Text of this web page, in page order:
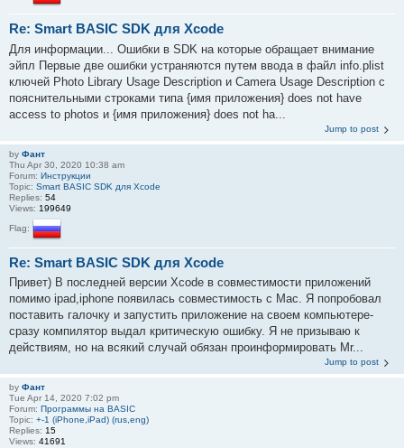
Re: Smart BASIC SDK для Xcode
Для информации... Ошибки в SDK на которые обращает внимание
эйпл Первые две ошибки устраняются путем ввода в файл info.plist
ключей Photo Library Usage Description и Camera Usage Description с
пояснительными строками типа {имя приложения} does not have
access to photos и {имя приложения} does not ha...
Jump to post
by Фант
Thu Apr 30, 2020 10:38 am
Forum: Инструкции
Topic: Smart BASIC SDK для Xcode
Replies: 54
Views: 199649
Flag:
Re: Smart BASIC SDK для Xcode
Привет) В последней версии Xcode в совместимости приложений
помимо ipad,iphone появилась совместимость с Mac. Я попробовал
поставить галочку и запустить приложение на своем компьютере-
сразу компилятор выдал критическую ошибку. Я не призываю к
действиям, но на всякий случай обязан проинформировать Mr...
Jump to post
by Фант
Tue Apr 14, 2020 7:02 pm
Forum: Программы на BASIC
Topic: +-1 (iPhone,iPad) (rus,eng)
Replies: 15
Views: 41691